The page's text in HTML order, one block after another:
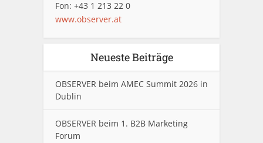
Fon: +43 1 213 22 0
www.observer.at
Neueste Beiträge
OBSERVER beim AMEC Summit 2026 in
Dublin
OBSERVER beim 1. B2B Marketing
Forum